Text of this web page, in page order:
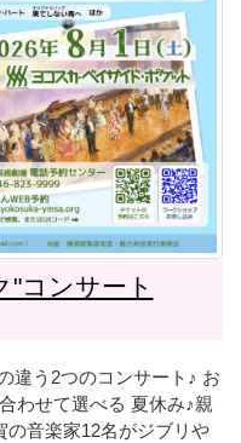
"コンサート
違う2つのコンサート♪ お
わせて選べる 夏休み♪親
音楽家12名がジブリや